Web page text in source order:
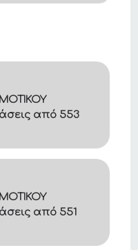
από 553
από 551